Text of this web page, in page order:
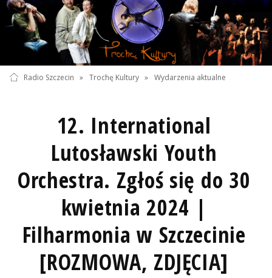
Radio Szczecin » Trochę Kultury » Wydarzenia aktualne
12. International
Lutosławski Youth
Orchestra. Zgłoś się do 30
kwietnia 2024 |
Filharmonia w Szczecinie
[ROZMOWA, ZDJĘCIA]